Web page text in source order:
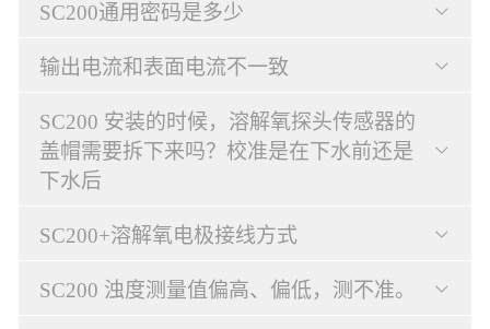
SC200通用密码是多少
输出电流和表面电流不一致
SC200 安装的时候，溶解氧探头传感器的
盖帽需要拆下来吗？校准是在下水前还是
下水后
SC200+溶解氧电极接线方式
SC200 浊度测量值偏高、偏低，测不准。